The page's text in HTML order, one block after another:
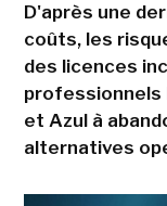
D'après une
coûts, les
des licences
professionnels
et Azul à
alternatives